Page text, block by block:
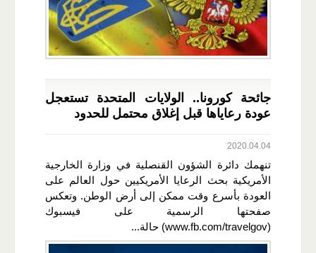
جائحة كورونا.. الولايات المتحدة تستعجل
عودة رعاياها قبل إغلاق محتمل للحدود
2020.04.04
تنهمك دائرة الشؤون القنصلية في وزارة الخارجية
الأمريكية بحث الرعايا الأمريكيين حول العالم على
العودة بأسرع وقت ممكن إلى أرض الوطن. وتعكس
صفحتها الرسمية على فيسبوك
(www.fb.com/travelgov) حالة...